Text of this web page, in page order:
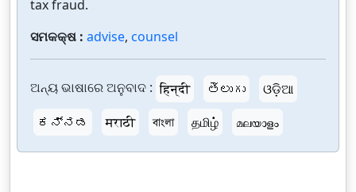
tax fraud.
ସମକକ୍ଷ : advise, counsel
ଅନ୍ୟ ଭାଷାରେ ଅନୁବାଦ : हिन्दी తెలుగు
ଓଡ଼ିଆ
ಕನ್ನಡ
मराठी বাংলা தமிழ் മലയാളം